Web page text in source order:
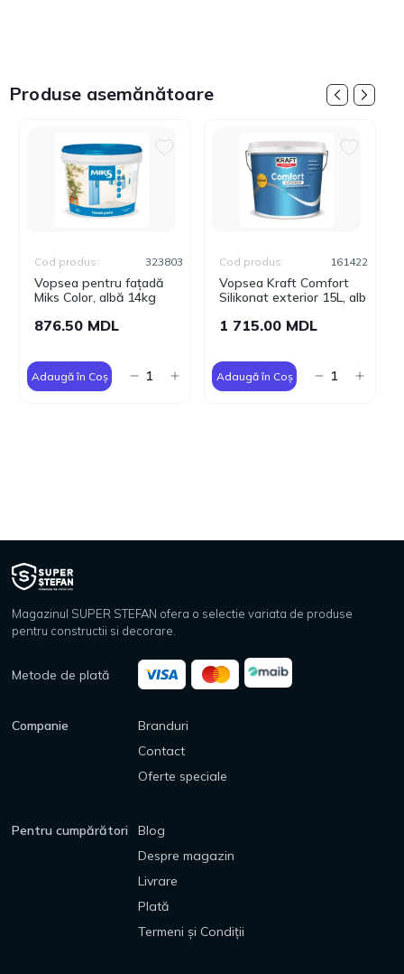
Produse asemănătoare
Vopsea pentru fațadă
Miks Color, albă 14kg
Cod produs: 323803
876.50 MDL
Adaugă în Coș
Vopsea Kraft Comfort
Silikonat exterior 15L, alb
Cod produs: 161422
1 715.00 MDL
Adaugă în Coș
Magazinul SUPER STEFAN ofera o selectie variata de produse
pentru constructii si decorare.
Metode de plată
Companie
Branduri
Contact
Oferte speciale
Pentru cumpărători
Blog
Despre magazin
Livrare
Plată
Termeni și Condiții